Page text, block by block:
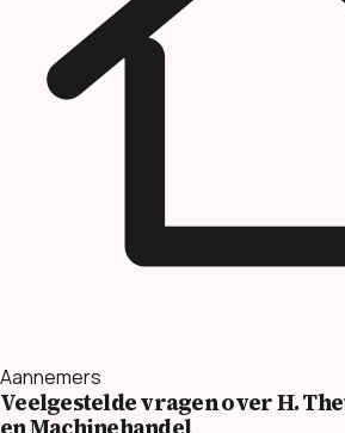
Aannemers
Veelgestelde vragen over H.